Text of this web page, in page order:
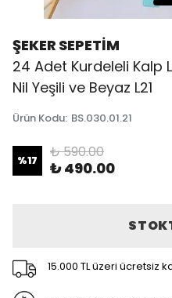
ŞEKER SEPETİM
24 Adet Kurdeleli Kalp
Nil Yeşili ve Beyaz L21
Ürün Kodu: BS.030.01.21
%17 ₺ 590.00
₺ 490.00
15.000 TL üzeri ücretsiz